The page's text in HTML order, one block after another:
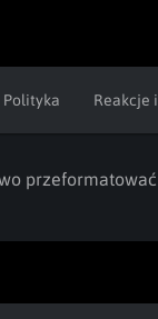
Polityka Reakcje